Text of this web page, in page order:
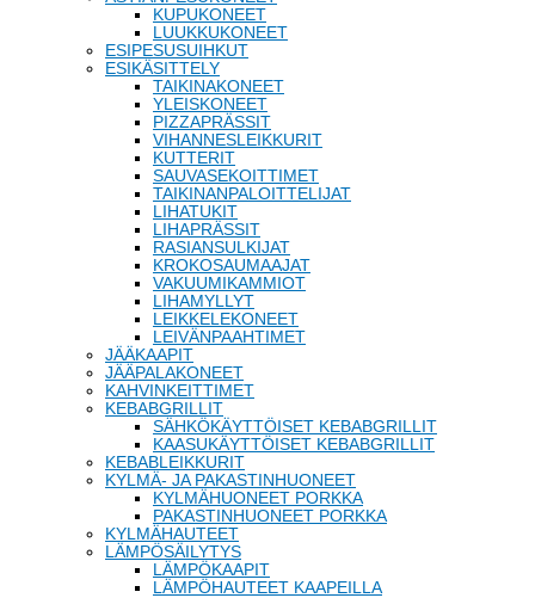
KUPUKONEET
LUUKKUKONEET
ESIPESUSUIHKUT
ESIKÄSITTELY
TAIKINAKONEET
YLEISKONEET
PIZZAPRÄSSIT
VIHANNESLEIKKURIT
KUTTERIT
SAUVASEKOITTIMET
TAIKINANPALOITTELIJAT
LIHATUKIT
LIHAPRÄSSIT
RASIANSULKIJAT
KROKOSAUMAAJAT
VAKUUMIKAMMIOT
LIHAMYLLYT
LEIKKELEKONEET
LEIVÄNPAAHTIMET
JÄÄKAAPIT
JÄÄPALAKONEET
KAHVINKEITTIMET
KEBABGRILLIT
SÄHKÖKÄYTTÖISET KEBABGRILLIT
KAASUKÄYTTÖISET KEBABGRILLIT
KEBABLEIKKURIT
KYLMÄ- JA PAKASTINHUONEET
KYLMÄHUONEET PORKKA
PAKASTINHUONEET PORKKA
KYLMÄHAUTEET
LÄMPÖSÄILYTYS
LÄMPÖKAAPIT
LÄMPÖHAUTEET KAAPEILLA